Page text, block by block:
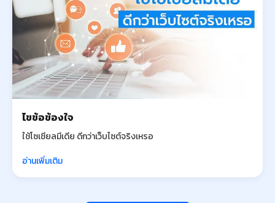
ไขข้อข้องใจ
ใช้โซเชียลมีเดีย ดีกว่าเว็บไซต์จริงเหรอ
อ่านเพิ่มเติม